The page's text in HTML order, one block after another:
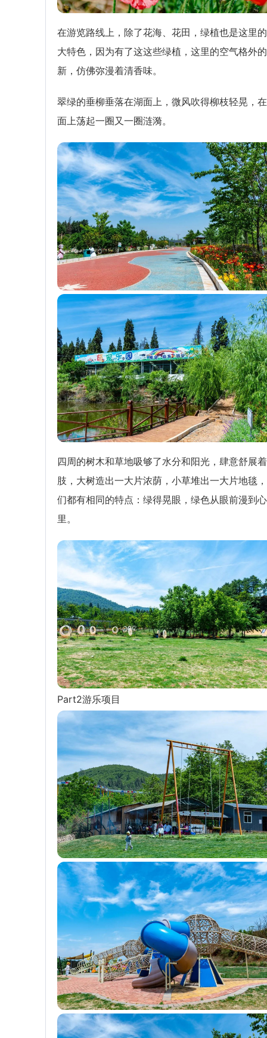
在游览路线上，除了花海、花田，绿植也是这里
大特色，因为有了这这些绿植，这里的空气格外
新，仿佛弥漫着清香味。
翠绿的垂柳垂落在湖面上，微风吹得柳枝轻晃，
面上荡起一圈又一圈涟漪。
四周的树木和草地吸够了水分和阳光，肆意舒展
肢，大树造出一大片浓荫，小草堆出一大片地毯
们都有相同的特点：绿得晃眼，绿色从眼前漫到心
里。
Part2游乐项目